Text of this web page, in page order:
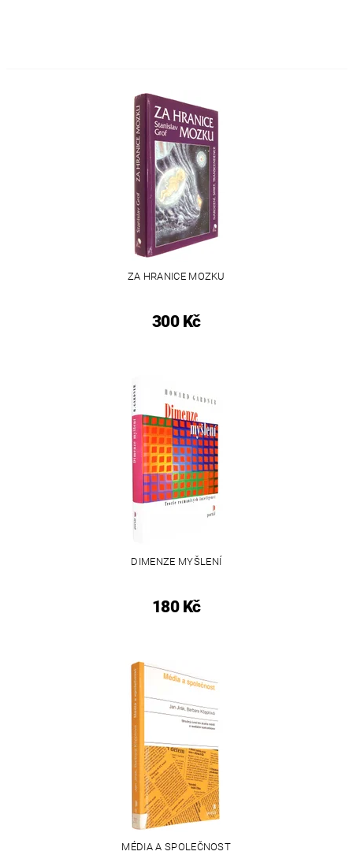
ZA HRANICE MOZKU
300 Kč
DIMENZE MYŠLENÍ
180 Kč
MÉDIA A SPOLEČNOST